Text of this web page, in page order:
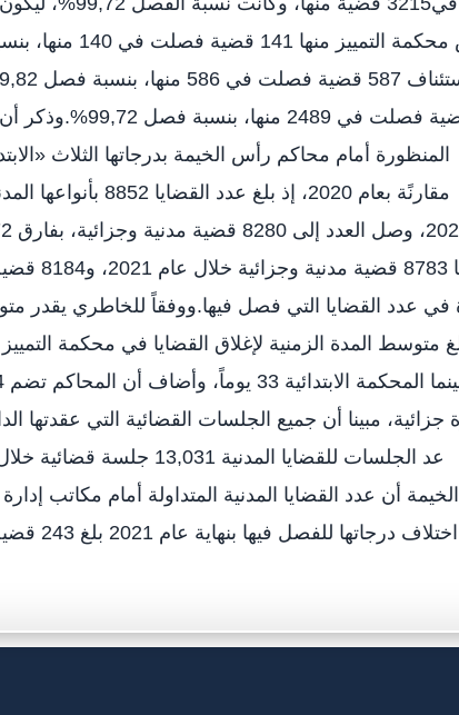
قضية فصلت في 2489
الخيمة أن عدد القضايا المدنية المتداولة أمام مكاتب
اختلاف